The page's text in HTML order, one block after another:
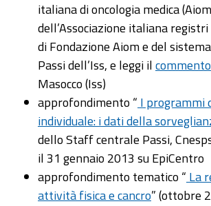
italiana di oncologia medica
dell’Associazione italiana
di Fondazione Aiom e del
Passi dell’Iss, e leggi ilcommento
Masocco (Iss)
approfondimento “ I programmi
individuale: i dati della
dello Staff centrale Passi,
il 31 gennaio 2013 su EpiCentro
approfondimento tematico “ La
attività fisica e cancro” (ottobre